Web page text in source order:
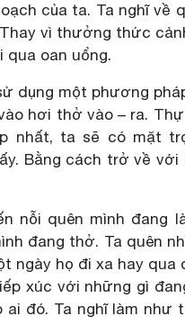
của ta. Ta nghĩ
vì thưởng thức
qua oan uổng.
dụng một phương
hơi thở vào – ra.
nhất, ta sẽ có mặt
Bằng cách trở về
nỗi quên mình đang
đang thở. Ta quên
ngày họ đi xa hay
xúc với những gì
ai đó. Ta nghĩ làm